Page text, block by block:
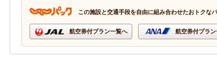
この施設と交通手段を自由に組み合わせたおトクな
航空券付プラン一覧へ 航空券付プラ